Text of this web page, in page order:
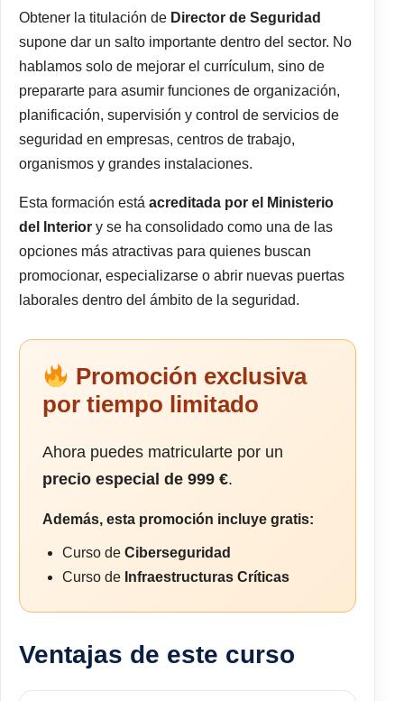
Obtener la titulación de Director de Seguridad
supone dar un salto importante dentro del sector. No
hablamos solo de mejorar el currículum, sino de
prepararte para asumir funciones de organización,
planificación, supervisión y control de servicios de
seguridad en empresas, centros de trabajo,
organismos y grandes instalaciones.
Esta formación está acreditada por el Ministerio
del Interior y se ha consolidado como una de las
opciones más atractivas para quienes buscan
promocionar, especializarse o abrir nuevas puertas
laborales dentro del ámbito de la seguridad.
Promoción exclusiva
por tiempo limitado
Ahora puedes matricularte por un
precio especial de 999 €.
Además, esta promoción incluye gratis:
Curso de Ciberseguridad
Curso de Infraestructuras Críticas
Ventajas de este curso